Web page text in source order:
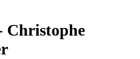
Christophe